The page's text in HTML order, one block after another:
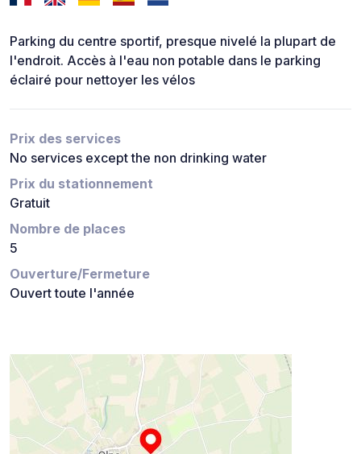
Parking du centre sportif, presque nivelé la plupart de
l'endroit. Accès à l'eau non potable dans le parking
éclairé pour nettoyer les vélos
Prix des services
No services except the non drinking water
Prix du stationnement
Gratuit
Nombre de places
5
Ouverture/Fermeture
Ouvert toute l'année